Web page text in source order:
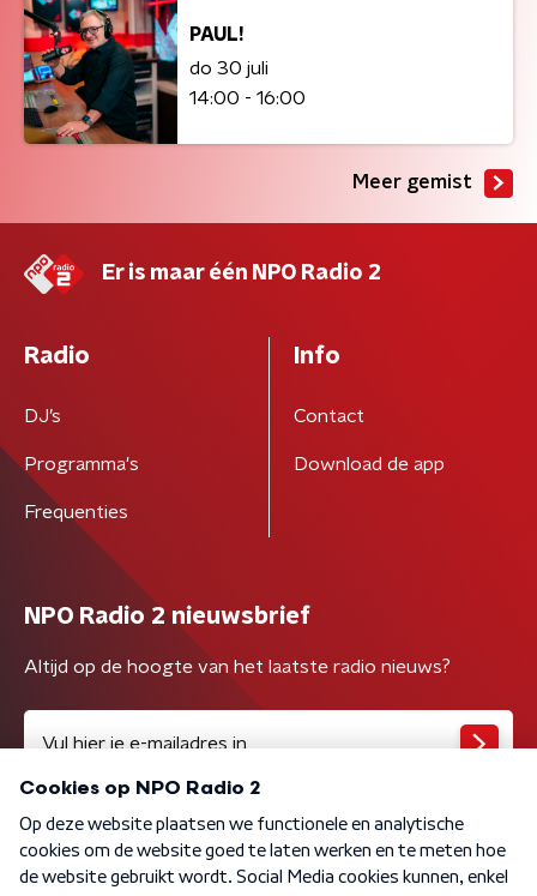
PAUL!
do 30 juli
14:00 - 16:00
Meer gemist
Er is maar één NPO Radio 2
Radio
DJ’s
Programma's
Frequenties
Info
Contact
Download de app
NPO Radio 2 nieuwsbrief
Altijd op de hoogte van het laatste radio nieuws?
Algemene voorwaarden